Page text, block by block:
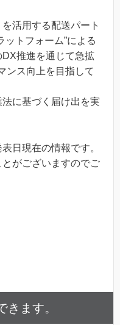
活用する配送パート
ットフォーム”による
推進を通じて急拡
ンス向上を目指して
に基づく届け出を実
日現在の情報です。
がございますのでご
きます。